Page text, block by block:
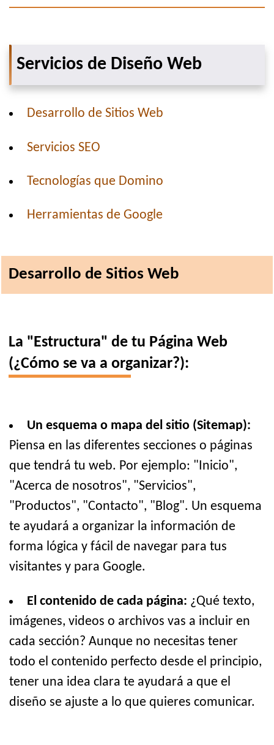
Servicios de Diseño Web
Desarrollo de Sitios Web
Servicios SEO
Tecnologías que Domino
Herramientas de Google
Desarrollo de Sitios Web
La "Estructura" de tu Página Web
(¿Cómo se va a organizar?):
Un esquema o mapa del sitio (Sitemap):
Piensa en las diferentes secciones o páginas
que tendrá tu web. Por ejemplo: "Inicio",
"Acerca de nosotros", "Servicios",
"Productos", "Contacto", "Blog". Un esquema
te ayudará a organizar la información de
forma lógica y fácil de navegar para tus
visitantes y para Google.
El contenido de cada página: ¿Qué texto,
imágenes, videos o archivos vas a incluir en
cada sección? Aunque no necesitas tener
todo el contenido perfecto desde el principio,
tener una idea clara te ayudará a que el
diseño se ajuste a lo que quieres comunicar.